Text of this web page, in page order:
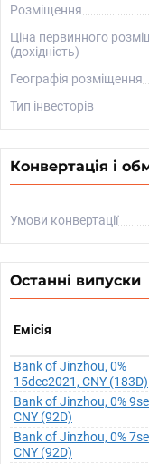
Розміщення
Ціна первинного
(дохідність)
Географія розміщення
Тип інвесторів
Конвертація і
Умови конвертації
Останні випуски
Емісія
Bank of Jinzhou, 0%
15dec2021, CNY (183D)
Bank of Jinzhou, 0%
CNY (92D)
Bank of Jinzhou, 0%
CNY (92D)